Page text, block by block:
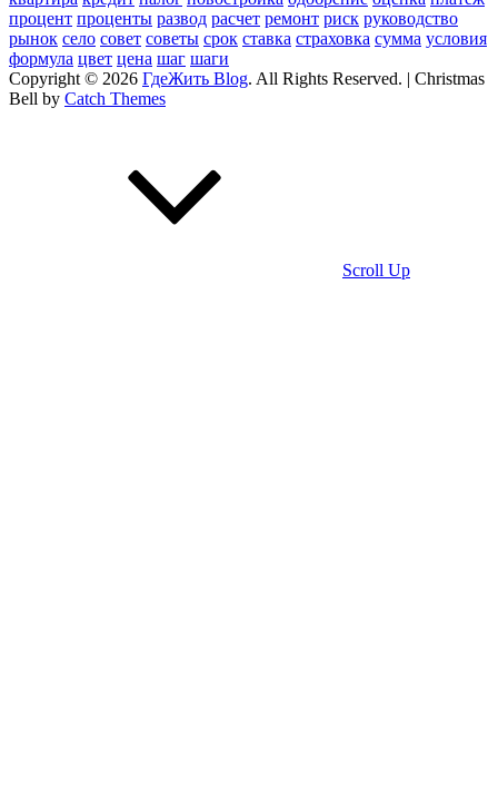
процент проценты развод расчет ремонт риск руководство
рынок село совет советы срок ставка страховка сумма условия
формула цвет цена шаг шаги
Copyright © 2026 ГдеЖить Blog. All Rights Reserved. | Christmas
Bell by Catch Themes
Scroll Up